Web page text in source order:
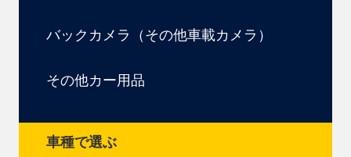
バックカメラ（その他車載カメラ）
その他カー用品
車種で選ぶ